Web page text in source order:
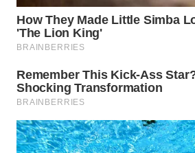
WN
NUSANTARA
JOGJA
WN
JATIM